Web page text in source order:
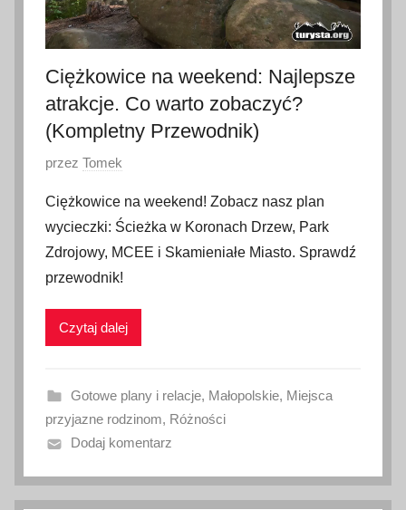
2
6
Ciężkowice na weekend: Najlepsze
atrakcje. Co warto zobaczyć?
(Kompletny Przewodnik)
O
u
b
l
i
w
n
o
1
przez Tomek
Ciężkowice na weekend! Zobacz nasz plan
wycieczki: Ścieżka w Koronach Drzew, Park
Zdrojowy, MCEE i Skamieniałe Miasto. Sprawdź
przewodnik!
Czytaj dalej
Gotowe plany i relacje, Małopolskie, Miejsca
przyjazne rodzinom, Różności
Dodaj komentarz